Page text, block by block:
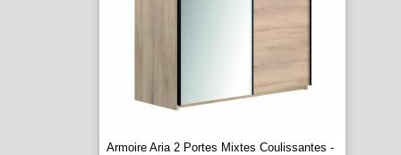
Armoire Aria 2 Portes Mixtes Coulissantes -